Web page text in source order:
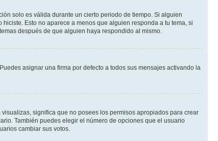
solo es válida durante un cierto periodo de tiempo. Si alguien
Esto no aparece a menos que alguien responda a tu tema, si
después de que alguien haya respondido al mismo.
asignar una firma por defecto a todos sus mensajes activando la
significa que no posees los permisos apropiados para crear
También puedes elegir el número de opciones que el usuario
cambiar sus votos.